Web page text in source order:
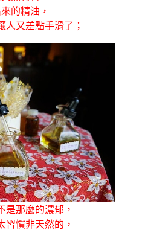
的精油，
人又差點手滑了；
是那麼的濃郁，
習慣非天然的，